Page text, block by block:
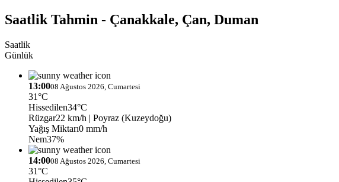
Saatlik Tahmin - Çanakkale, Çan, Duman
Saatlik
Günlük
13:0008 Ağustos 2026, Cumartesi
31°C
Hissedilen34°C
Rüzgar22 km/h | Poyraz (Kuzeydoğu)
Yağış Miktarı0 mm/h
Nem37%
14:0008 Ağustos 2026, Cumartesi
31°C